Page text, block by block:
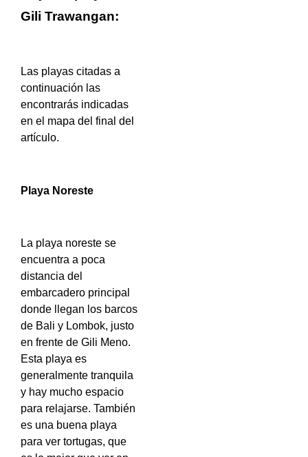
Gili Trawangan:
Las playas citadas a
continuación las
encontrarás indicadas
en el mapa del final del
artículo.
Playa Noreste
La playa noreste se
encuentra a poca
distancia del
embarcadero principal
donde llegan los barcos
de Bali y Lombok, justo
en frente de Gili Meno.
Esta playa es
generalmente tranquila
y hay mucho espacio
para relajarse. También
es una buena playa
para ver tortugas, que